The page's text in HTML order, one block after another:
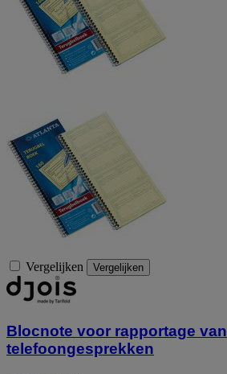
Vergelijken Vergelijken
Blocnote voor rapportage van
telefoongesprekken